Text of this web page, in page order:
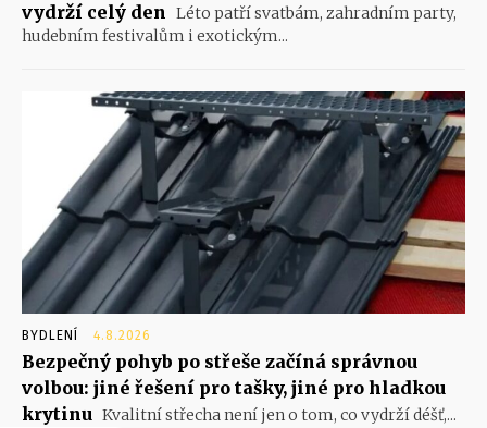
vydrží celý den Léto patří svatbám, zahradním party,
hudebním festivalům i exotickým...
BYDLENÍ 4.8.2026
Bezpečný pohyb po střeše začíná správnou
volbou: jiné řešení pro tašky, jiné pro hladkou
krytinu Kvalitní střecha není jen o tom, co vydrží déšť,...